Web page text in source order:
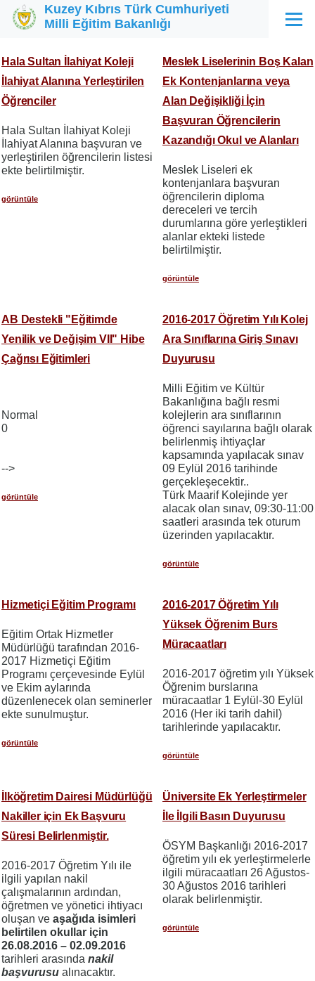
Ana içeriğe atla
Kuzey Kıbrıs Türk Cumhuriyeti
Milli Eğitim Bakanlığı
Menü
Hala Sultan İlahiyat Koleji
İlahiyat Alanına Yerleştirilen
Öğrenciler
Hala Sultan İlahiyat Koleji
İlahiyat Alanına başvuran ve
yerleştirilen öğrencilerin listesi
ekte belirtilmiştir.
görüntüle
Meslek Liselerinin Boş Kalan
Ek Kontenjanlarına veya
Alan Değişikliği İçin
Başvuran Öğrencilerin
Kazandığı Okul ve Alanları
Meslek Liseleri ek
kontenjanlara başvuran
öğrencilerin diploma
dereceleri ve tercih
durumlarına göre yerleştikleri
alanlar ekteki listede
belirtilmiştir.
görüntüle
AB Destekli "Eğitimde
Yenilik ve Değişim VII" Hibe
Çağrısı Eğitimleri
Normal
0
-->
görüntüle
2016-2017 Öğretim Yılı Kolej
Ara Sınıflarına Giriş Sınavı
Duyurusu
Milli Eğitim ve Kültür
Bakanlığına bağlı resmi
kolejlerin ara sınıflarının
öğrenci sayılarına bağlı olarak
belirlenmiş ihtiyaçlar
kapsamında yapılacak sınav
09 Eylül 2016 tarihinde
gerçekleşecektir..
Türk Maarif Kolejinde yer
alacak olan sınav, 09:30-11:00
saatleri arasında tek oturum
üzerinden yapılacaktır.
görüntüle
Hizmetiçi Eğitim Programı
Eğitim Ortak Hizmetler
Müdürlüğü tarafından 2016-
2017 Hizmetiçi Eğitim
Programı çerçevesinde Eylül
ve Ekim aylarında
düzenlenecek olan seminerler
ekte sunulmuştur.
görüntüle
2016-2017 Öğretim Yılı
Yüksek Öğrenim Burs
Müracaatları
2016-2017 öğretim yılı Yüksek
Öğrenim burslarına
müracaatlar 1 Eylül-30 Eylül
2016 (Her iki tarih dahil)
tarihlerinde yapılacaktır.
görüntüle
İlköğretim Dairesi Müdürlüğü
Nakiller için Ek Başvuru
Süresi Belirlenmiştir.
2016-2017 Öğretim Yılı ile
ilgili yapılan nakil
çalışmalarının ardından,
öğretmen ve yönetici ihtiyacı
oluşan ve aşağıda isimleri
belirtilen okullar için
26.08.2016 – 02.09.2016
tarihleri arasında nakil
başvurusu alınacaktır.
Üniversite Ek Yerleştirmeler
İle İlgili Basın Duyurusu
ÖSYM Başkanlığı 2016-2017
öğretim yılı ek yerleştirmelerle
ilgili müracaatları 26 Ağustos-
30 Ağustos 2016 tarihleri
olarak belirlenmiştir.
görüntüle